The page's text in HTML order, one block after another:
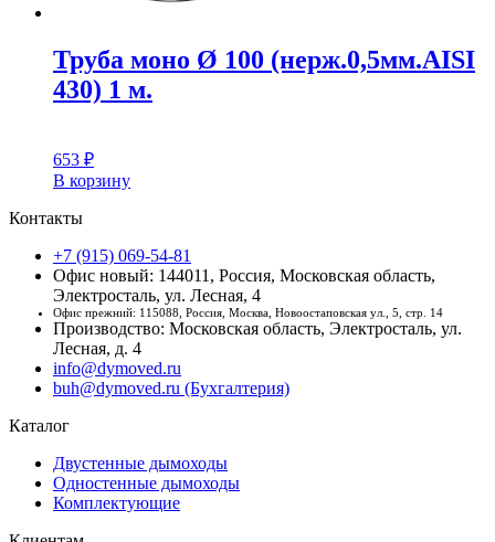
Труба моно Ø 100 (нерж.0,5мм.AISI
430) 1 м.
653 ₽
В корзину
Контакты
+7 (915) 069-54-81
Офис новый: 144011, Россия, Московская область,
Электросталь, ул. Лесная, 4
Офис прежний: 115088, Россия, Москва, Новоостаповская ул., 5, стр. 14
Производство: Московская область, Электросталь, ул.
Лесная, д. 4
info@dymoved.ru
buh@dymoved.ru (Бухгалтерия)
Каталог
Двустенные дымоходы
Одностенные дымоходы
Комплектующие